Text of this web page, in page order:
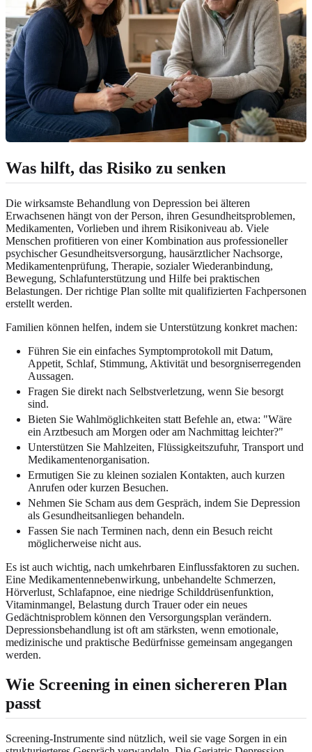
Was hilft, das Risiko zu senken
Die wirksamste Behandlung von Depression bei älteren
Erwachsenen hängt von der Person, ihren Gesundheitsproblemen,
Medikamenten, Vorlieben und ihrem Risikoniveau ab. Viele
Menschen profitieren von einer Kombination aus professioneller
psychischer Gesundheitsversorgung, hausärztlicher Nachsorge,
Medikamentenprüfung, Therapie, sozialer Wiederanbindung,
Bewegung, Schlafunterstützung und Hilfe bei praktischen
Belastungen. Der richtige Plan sollte mit qualifizierten Fachpersonen
erstellt werden.
Familien können helfen, indem sie Unterstützung konkret machen:
Führen Sie ein einfaches Symptomprotokoll mit Datum,
Appetit, Schlaf, Stimmung, Aktivität und besorgniserregenden
Aussagen.
Fragen Sie direkt nach Selbstverletzung, wenn Sie besorgt
sind.
Bieten Sie Wahlmöglichkeiten statt Befehle an, etwa: "Wäre
ein Arztbesuch am Morgen oder am Nachmittag leichter?"
Unterstützen Sie Mahlzeiten, Flüssigkeitszufuhr, Transport und
Medikamentenorganisation.
Ermutigen Sie zu kleinen sozialen Kontakten, auch kurzen
Anrufen oder kurzen Besuchen.
Nehmen Sie Scham aus dem Gespräch, indem Sie Depression
als Gesundheitsanliegen behandeln.
Fassen Sie nach Terminen nach, denn ein Besuch reicht
möglicherweise nicht aus.
Es ist auch wichtig, nach umkehrbaren Einflussfaktoren zu suchen.
Eine Medikamentennebenwirkung, unbehandelte Schmerzen,
Hörverlust, Schlafapnoe, eine niedrige Schilddrüsenfunktion,
Vitaminmangel, Belastung durch Trauer oder ein neues
Gedächtnisproblem können den Versorgungsplan verändern.
Depressionsbehandlung ist oft am stärksten, wenn emotionale,
medizinische und praktische Bedürfnisse gemeinsam angegangen
werden.
Wie Screening in einen sichereren Plan
passt
Screening-Instrumente sind nützlich, weil sie vage Sorgen in ein